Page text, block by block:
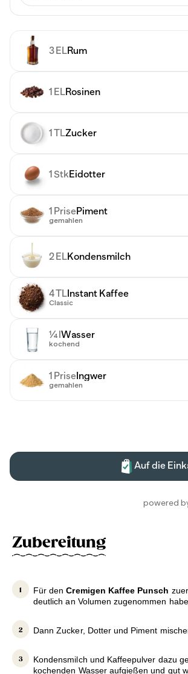
Zubereitung
Für denCremigen Kaffee Punsch
deutlich an Volumen zugenommen
Dann Zucker, Dotter und Piment
Kondensmilch und Kaffeepulver dazu
kochenden Wasser aufgießen und gut